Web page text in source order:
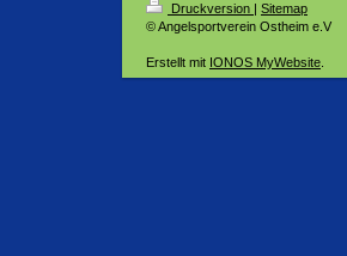
Druckversion | Sitemap
© Angelsportverein Ostheim e.V
Erstellt mit IONOS MyWebsite